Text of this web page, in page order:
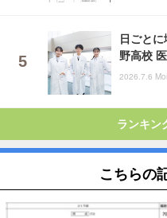
日ごと
野高校
2026.7.6
ランキン
こちらの